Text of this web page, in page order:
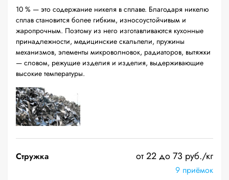
10 % — это содержание никеля в сплаве. Благодаря никелю
сплав становится более гибким, износоустойчивым и
жаропрочным. Поэтому из него изготавливаются кухонные
принадлежности, медицинские скальпели, пружины
механизмов, элементы микроволновок, радиаторов, вытяжки
— словом, режущие изделия и изделия, выдерживающие
высокие температуры.
Стружка от 22 до 73 руб./кг
9 приёмок